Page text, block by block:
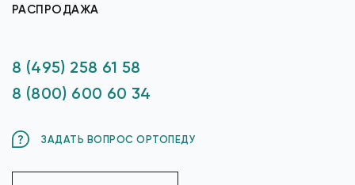
РАСПРОДАЖА
8 (495) 258 61 58
8 (800) 600 60 34
ЗАДАТЬ ВОПРОС ОРТОПЕДУ